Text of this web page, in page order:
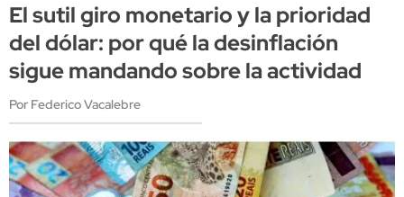
El sutil giro monetario y la prioridad
del dólar: por qué la desinflación
sigue mandando sobre la actividad
Por Federico Vacalebre